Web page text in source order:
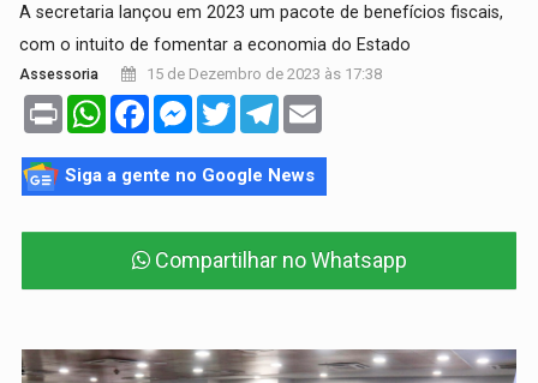
A secretaria lançou em 2023 um pacote de benefícios fiscais,
com o intuito de fomentar a economia do Estado
Assessoria 15 de Dezembro de 2023 às 17:38
Print WhatsAppFacebookMessenger
TwitterTelegram
Siga a gente no Google News
Compartilhar no Whatsapp